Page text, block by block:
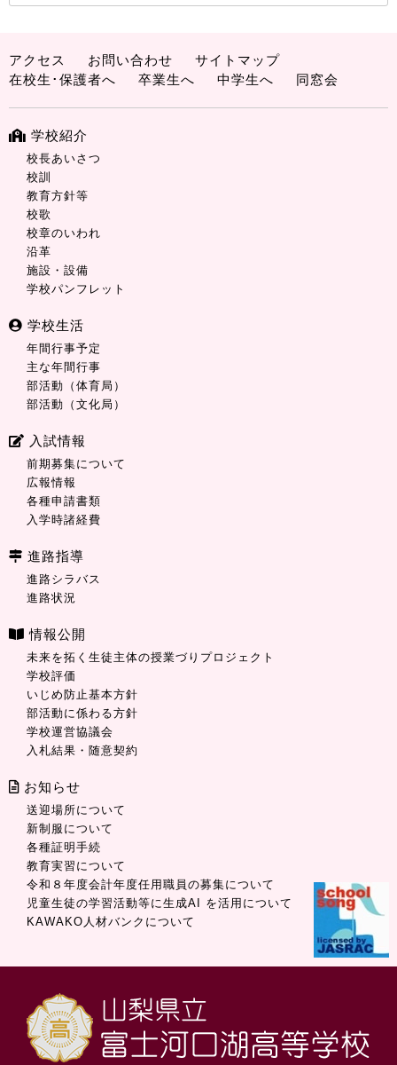
アクセス お問い合わせ
サイトマップ
在校生･保護者へ
卒業生へ 中学生へ 同窓会
学校紹介
校長あいさつ
校訓
教育方針等
校歌
校章のいわれ
沿革
施設・設備
学校パンフレット
学校生活
年間行事予定
主な年間行事
部活動（体育局）
部活動（文化局）
入試情報
前期募集について
広報情報
各種申請書類
入学時諸経費
進路指導
進路シラバス
進路状況
情報公開
未来を拓く生徒主体の授業づりプロジェクト
学校評価
いじめ防止基本方針
部活動に係わる方針
学校運営協議会
入札結果・随意契約
お知らせ
送迎場所について
新制服について
各種証明手続
教育実習について
令和８年度会計年度任用職員の募集について
児童生徒の学習活動等に生成AI を活用について
KAWAKO人材バンクについて